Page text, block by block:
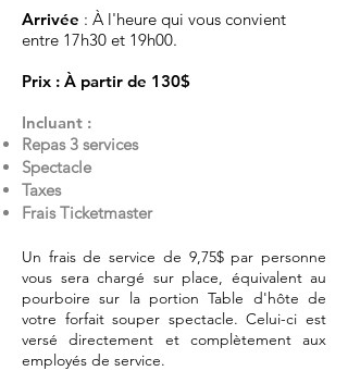
Arrivée : À l'heure qui vous convient
entre 17h30 et 19h00.
Prix : À partir de 130$
Incluant :
Repas 3 services
Spectacle
Taxes
Frais Ticketmaster
Un frais de service de 9,75$ par personne
vous sera chargé sur place, équivalent au
pourboire sur la portion Table d'hôte de
votre forfait souper spectacle. Celui-ci est
versé directement et complètement aux
employés de service.